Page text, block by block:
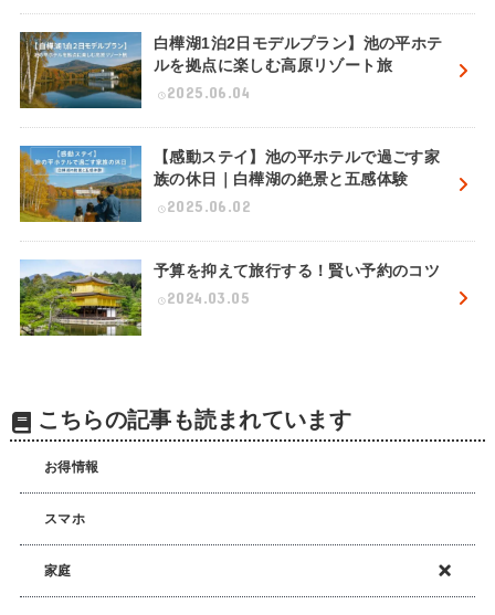
白樺湖1泊2日モデルプラン】池の平ホテ
ルを拠点に楽しむ高原リゾート旅
2025.06.04
【感動ステイ】池の平ホテルで過ごす家
族の休日｜白樺湖の絶景と五感体験
2025.06.02
予算を抑えて旅行する！賢い予約のコツ
2024.03.05
こちらの記事も読まれています
お得情報
スマホ
家庭